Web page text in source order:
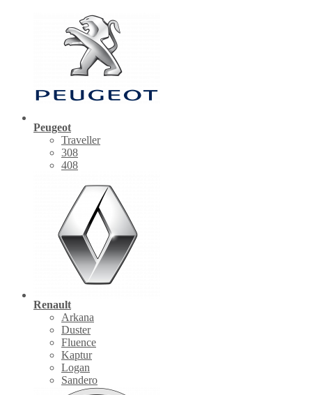
Peugeot
Traveller
308
408
Renault
Arkana
Duster
Fluence
Kaptur
Logan
Sandero